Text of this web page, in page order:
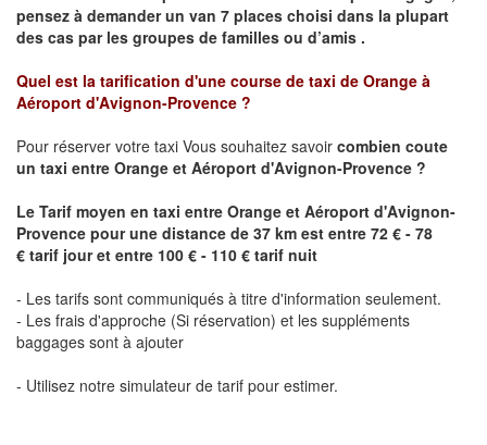
pensez à demander un van 7 places choisi dans la plupart
des cas par les groupes de familles ou d’amis .
Quel est la tarification d'une course de taxi de Orange à
Aéroport d'Avignon-Provence ?
Pour réserver votre taxi Vous souhaitez savoir combien coute
un taxi entre Orange et Aéroport d'Avignon-Provence ?
Le Tarif moyen en taxi entre Orange et Aéroport d'Avignon-
Provence pour une distance de 37 km est entre 72 € - 78
€ tarif jour et entre 100 € - 110 € tarif nuit
- Les tarifs sont communiqués à titre d'information seulement.
- Les frais d'approche (Si réservation) et les suppléments
baggages sont à ajouter
- Utilisez notre simulateur de tarif pour estimer.